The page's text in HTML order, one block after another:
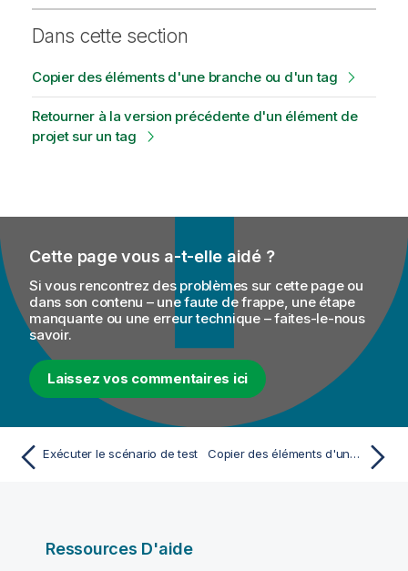
Dans cette section
Copier des éléments d'une branche ou d'un tag
Retourner à la version précédente d'un élément de
projet sur un tag
Cette page vous a-t-elle aidé ?
Si vous rencontrez des problèmes sur cette page ou
dans son contenu – une faute de frappe, une étape
manquante ou une erreur technique – faites-le-nous
savoir.
Laissez vos commentaires ici
Exécuter le scénario de test Copier des éléments d'une branche ou d'un tag
Ressources D'aide